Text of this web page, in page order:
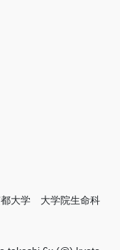
都大学 大学院生命科